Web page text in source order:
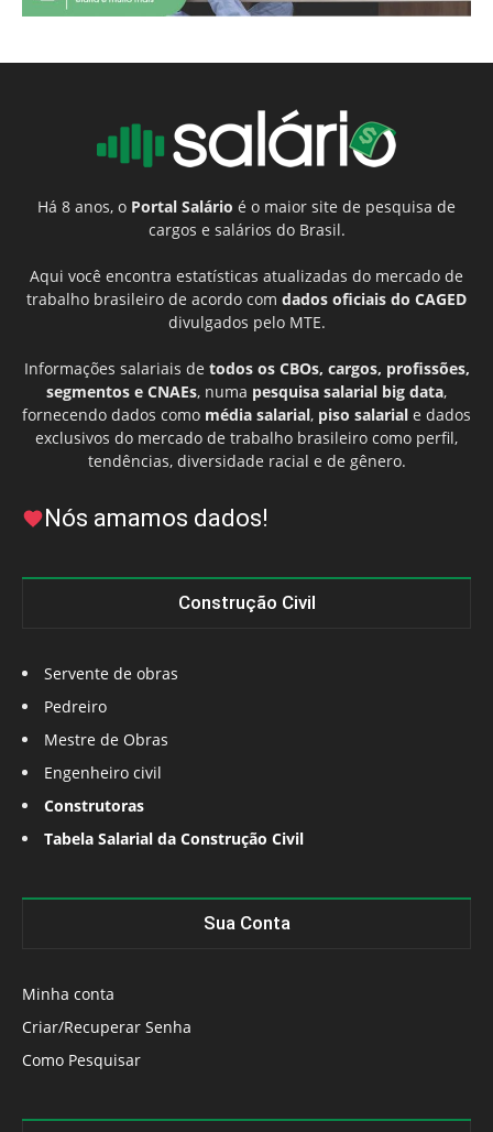
Há 8 anos, o Portal Salário é o maior site de pesquisa de
cargos e salários do Brasil.
Aqui você encontra estatísticas atualizadas do mercado de
trabalho brasileiro de acordo com dados oficiais do CAGED
divulgados pelo MTE.
Informações salariais de todos os CBOs, cargos, profissões,
segmentos e CNAEs, numa pesquisa salarial big data,
fornecendo dados como média salarial, piso salarial e dados
exclusivos do mercado de trabalho brasileiro como perfil,
tendências, diversidade racial e de gênero.
Nós amamos dados!
Construção Civil
Servente de obras
Pedreiro
Mestre de Obras
Engenheiro civil
Construtoras
Tabela Salarial da Construção Civil
Sua Conta
Minha conta
Criar/Recuperar Senha
Como Pesquisar